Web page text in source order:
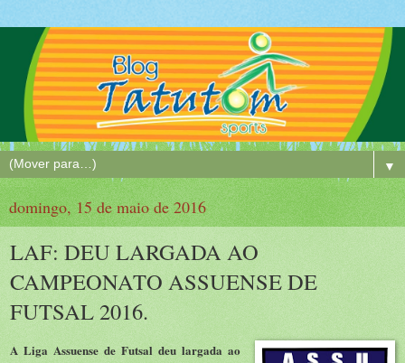
▼
domingo, 15 de maio de 2016
LAF: DEU LARGADA AO
CAMPEONATO ASSUENSE DE
FUTSAL 2016.
A Liga Assuense de Futsal deu largada ao